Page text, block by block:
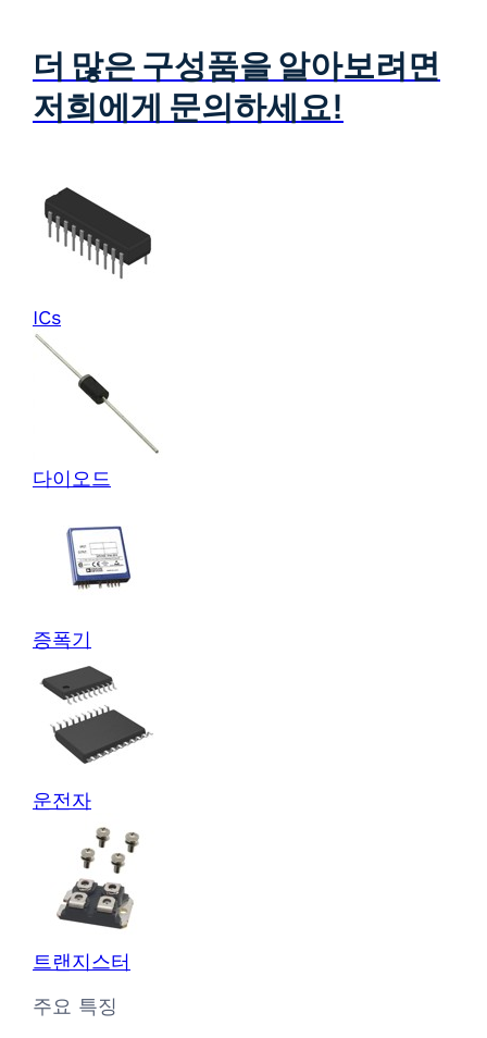
더 많은 구성품을 알아보려면
저희에게 문의하세요!
ICs
다이오드
증폭기
운전자
트랜지스터
주요 특징